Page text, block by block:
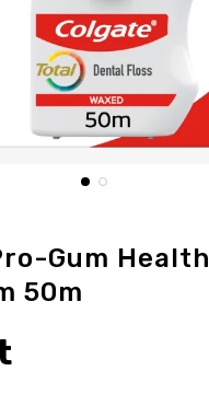
Gum Health
50m